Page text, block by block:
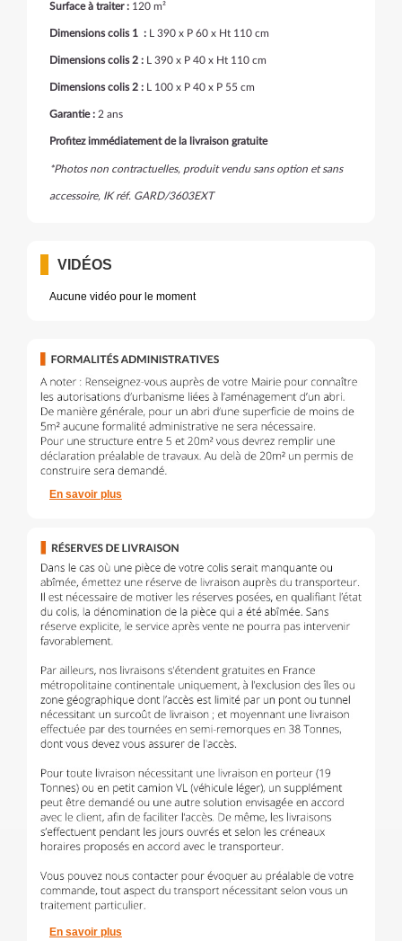
Surface à traiter : 120 m²
Dimensions colis 1 : L 390 x P 60 x Ht 110 cm
Dimensions colis 2 : L 390 x P 40 x Ht 110 cm
Dimensions colis 2 : L 100 x P 40 x P 55 cm
Garantie : 2 ans
Profitez immédiatement de la livraison gratuite
*Photos non contractuelles, produit vendu sans option et sans
accessoire, IK réf. GARD/3603EXT
VIDÉOS
Aucune vidéo pour le moment
En savoir plus
En savoir plus